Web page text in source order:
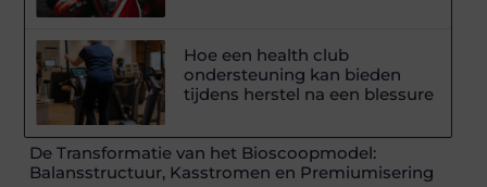
Hoe een health club
ondersteuning kan bieden
tijdens herstel na een blessure
De Transformatie van het Bioscoopmodel:
Balansstructuur, Kasstromen en Premiumisering